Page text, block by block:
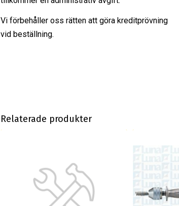
Vi förbehåller oss rätten att göra kreditprövning
vid beställning.
Relaterade produkter